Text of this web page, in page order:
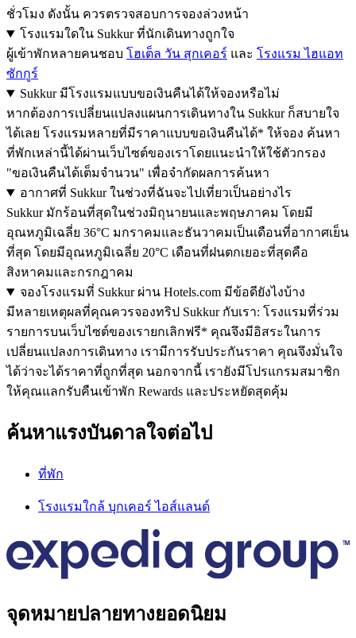
ชั่วโมง ดังนั้น ควรตรวจสอบการจองล่วงหน้า
โรงแรมใดใน Sukkur ที่นักเดินทางถูกใจ
ผู้เข้าพักหลายคนชอบ โฮเต็ล วัน สุกเคอร์ และ โรงแรม ไฮแอท
ซักกูร์
Sukkur มีโรงแรมแบบขอเงินคืนได้ให้จองหรือไม่
หากต้องการเปลี่ยนแปลงแผนการเดินทางใน Sukkur ก็สบายใจ
ได้เลย โรงแรมหลายที่มีราคาแบบขอเงินคืนได้* ให้จอง ค้นหา
ที่พักเหล่านี้ได้ผ่านเว็บไซต์ของเราโดยแนะนำให้ใช้ตัวกรอง
"ขอเงินคืนได้เต็มจำนวน" เพื่อจำกัดผลการค้นหา
อากาศที่ Sukkur ในช่วงที่ฉันจะไปเที่ยวเป็นอย่างไร
Sukkur มักร้อนที่สุดในช่วงมิถุนายนและพฤษภาคม โดยมี
อุณหภูมิเฉลี่ย 36°C มกราคมและธันวาคมเป็นเดือนที่อากาศเย็น
ที่สุด โดยมีอุณหภูมิเฉลี่ย 20°C เดือนที่ฝนตกเยอะที่สุดคือ
สิงหาคมและกรกฎาคม
จองโรงแรมที่ Sukkur ผ่าน Hotels.com มีข้อดียังไงบ้าง
มีหลายเหตุผลที่คุณควรจองทริป Sukkur กับเรา: โรงแรมที่ร่วม
รายการบนเว็บไซต์ของเรายกเลิกฟรี* คุณจึงมีอิสระในการ
เปลี่ยนแปลงการเดินทาง เรามีการรับประกันราคา คุณจึงมั่นใจ
ได้ว่าจะได้ราคาที่ถูกที่สุด นอกจากนี้ เรายังมีโปรแกรมสมาชิก
ให้คุณแลกรับคืนเข้าพัก Rewards และประหยัดสุดคุ้ม
ค้นหาแรงบันดาลใจต่อไป
ที่พัก
โรงแรมใกล้ บุกเคอร์ ไอส์แลนด์
จุดหมายปลายทางยอดนิยม